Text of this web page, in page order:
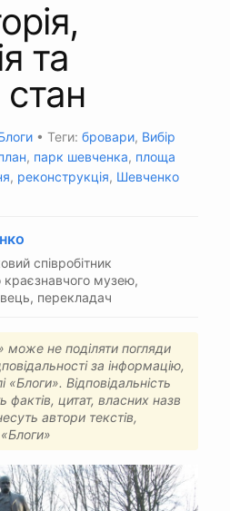
та
стан
• Теги: бровари, Вибір
, парк шевченка, площа
, реконструкція, Шевченко
співробітник
краєзнавчого музею,
перекладач
не поділяти погляди
за інформацію,
«Блоги». Відповідальність
фактів, цитат, власних назв
автори текстів,